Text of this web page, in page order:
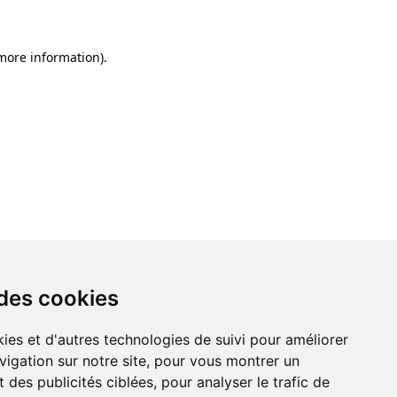
cookies
et d'autres technologies de suivi pour améliorer
sur notre site, pour vous montrer un
des publicités ciblées, pour analyser le trafic de
information).